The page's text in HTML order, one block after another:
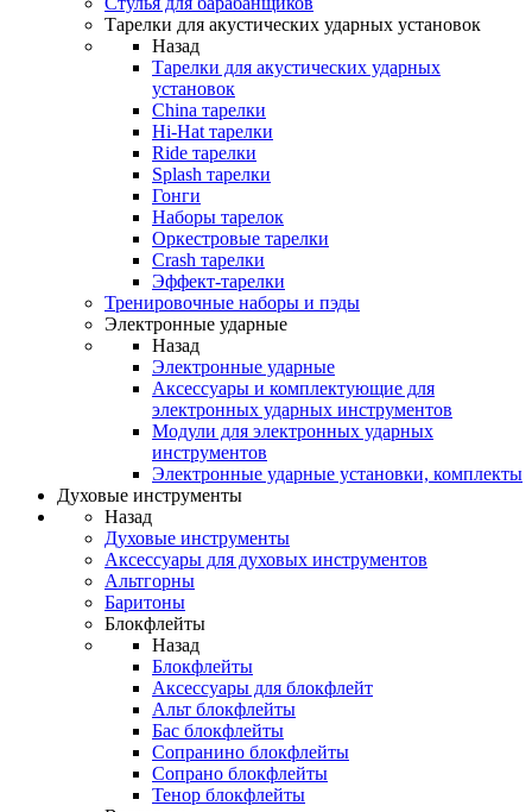
Тарелки для акустических ударных установок
Назад
Тарелки для акустических ударных
установок
China тарелки
Hi-Hat тарелки
Ride тарелки
Splash тарелки
Гонги
Наборы тарелок
Оркестровые тарелки
Сrash тарелки
Эффект-тарелки
Тренировочные наборы и пэды
Электронные ударные
Назад
Электронные ударные
Аксессуары и комплектующие для
электронных ударных инструментов
Модули для электронных ударных
инструментов
Электронные ударные установки, комплекты
Духовые инструменты
Назад
Духовые инструменты
Аксессуары для духовых инструментов
Альтгорны
Баритоны
Блокфлейты
Назад
Блокфлейты
Аксессуары для блокфлейт
Альт блокфлейты
Бас блокфлейты
Сопранино блокфлейты
Сопрано блокфлейты
Тенор блокфлейты